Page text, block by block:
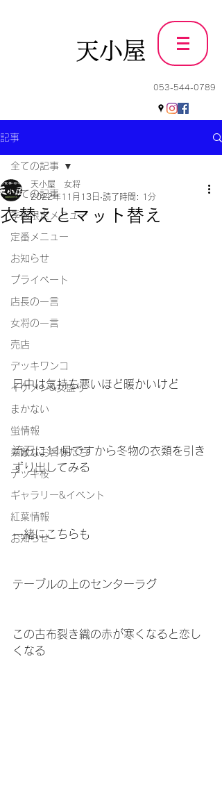
天小屋
053-544-0789
記事
全ての記事
季節限定メニュー
定番メニュー
お知らせ
プライベート
店長の一言
女将の一言
売店
デッキワンコ
イケメン&女盛り
まかない
蛍情報
素敵なお客様たち
デッキ桜
ギャラリー&イベント
紅葉情報
お知らせ
全ての記事
衣替えとマット替え
天小屋 女将
2022年11月13日 読了時間: 1分
日中は気持ち悪いほど暖かいけど
流石に11月ですから冬物の衣類を引き
ずり出してみる
一緒にこちらも
テーブルの上のセンターラグ
この古布裂き織の赤が寒くなると恋し
くなる